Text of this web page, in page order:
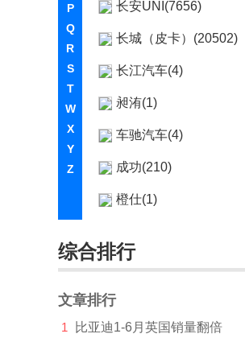
P
Q
R
S
T
W
X
Y
Z
长安UNI(7656)
长城（皮卡）(20502)
长江汽车(4)
昶洧(1)
车驰汽车(4)
成功(210)
橙仕(1)
刺猬汽车(1)
Cupra(8)
D
综合排行
文章排行
1
比亚迪1-6月英国销量翻倍